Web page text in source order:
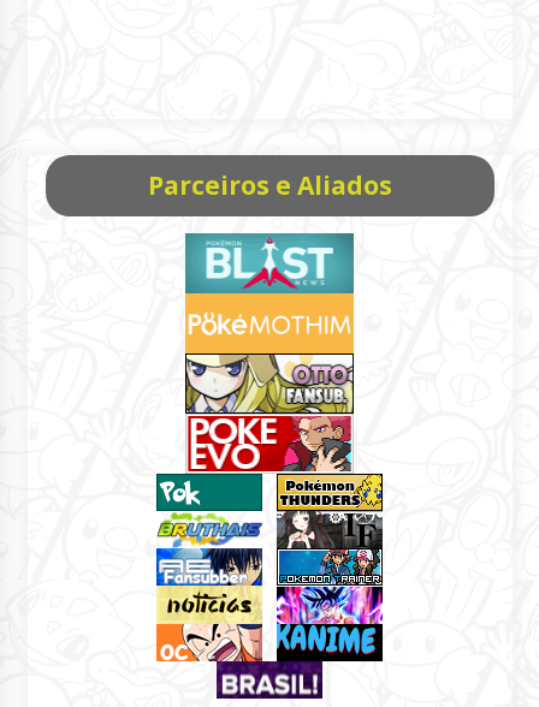
Parceiros e Aliados